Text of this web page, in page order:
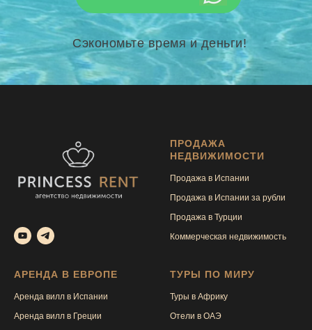
Сэкономьте время и деньги!
ПРОДАЖА
НЕДВИЖИМОСТИ
Продажа в Испании
Продажа в Испании за рубли
Продажа в Турции
Коммерческая недвижимость
АРЕНДА В ЕВРОПЕ
Аренда вилл в Испании
Аренда вилл в Греции
ТУРЫ ПО МИРУ
Туры в Африку
Отели в ОАЭ